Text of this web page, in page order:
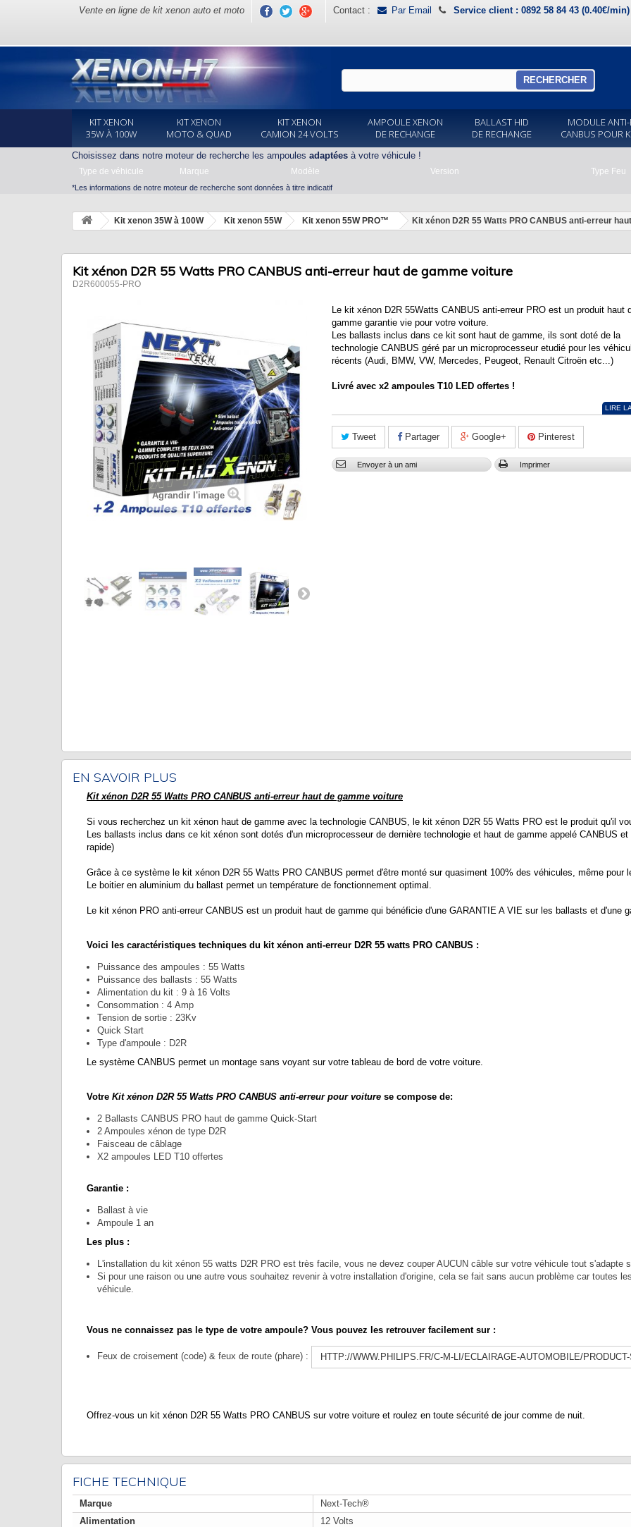
Vente en ligne de kit xenon auto et moto Contact : Par Email Service client : 0892 58 84 43 (0.40€/
RECHERCHER
KIT XENON
35W À 100W
KIT XENON
MOTO & QUAD
KIT XENON
CAMION 24 VOLTS
AMPOULE XENON
DE RECHANGE
BALLAST HID
DE RECHANGE
MODULE ANTI-
CANBUS POUR
Choisissez dans notre moteur de recherche les ampoules adaptées à votre véhicule !
Type de véhicule Marque Modèle Version Type Feu
*Les informations de notre moteur de recherche sont données à titre indicatif
Kit xenon 35W à 100W Kit xenon 55W Kit xenon 55W PRO™ Kit xénon D2R 55 Watts PRO CANBUS anti-erreur
Kit xénon D2R 55 Watts PRO CANBUS anti-erreur haut de gamme voiture
D2R600055-PRO
Agrandir l'image
Le kit xénon D2R 55Watts CANBUS anti-erreur PRO est un produit haut
gamme garantie vie pour votre voiture.
Les ballasts inclus dans ce kit sont haut de gamme, ils sont doté de la
technologie CANBUS géré par un microprocesseur etudié pour les
récents (Audi, BMW, VW, Mercedes, Peugeot, Renault Citroën etc...)
Livré avec x2 ampoules T10 LED offertes !
LIRE
Tweet Partager Google+ Pinterest
Envoyer à un ami Imprimer
EN SAVOIR PLUS
Kit xénon D2R 55 Watts PRO CANBUS anti-erreur haut de gamme voiture
Si vous recherchez un kit xénon haut de gamme avec la technologie CANBUS, le kit xénon D2R 55 Watts PRO est le produit qu'il
Les ballasts inclus dans ce kit xénon sont dotés d'un microprocesseur de dernière technologie et haut de gamme appelé CANBUS
rapide)
Grâce à ce système le kit xénon D2R 55 Watts PRO CANBUS permet d'être monté sur quasiment 100% des véhicules, même
Le boitier en aluminium du ballast permet un température de fonctionnement optimal.
Le kit xénon PRO anti-erreur CANBUS est un produit haut de gamme qui bénéficie d'une GARANTIE A VIE sur les ballasts et d'une
Voici les caractéristiques techniques du kit xénon anti-erreur D2R 55 watts PRO CANBUS :
Puissance des ampoules : 55 Watts
Puissance des ballasts : 55 Watts
Alimentation du kit : 9 à 16 Volts
Consommation : 4 Amp
Tension de sortie : 23Kv
Quick Start
Type d'ampoule : D2R
Le système CANBUS permet un montage sans voyant sur votre tableau de bord de votre voiture.
Votre Kit xénon D2R 55 Watts PRO CANBUS anti-erreur pour voiture se compose de:
2 Ballasts CANBUS PRO haut de gamme Quick-Start
2 Ampoules xénon de type D2R
Faisceau de câblage
X2 ampoules LED T10 offertes
Garantie :
Ballast à vie
Ampoule 1 an
Les plus :
L'installation du kit xénon 55 watts D2R PRO est très facile, vous ne devez couper AUCUN câble sur votre véhicule tout s'adapte
Si pour une raison ou une autre vous souhaitez revenir à votre installation d'origine, cela se fait sans aucun problème car toutes
véhicule.
Vous ne connaissez pas le type de votre ampoule? Vous pouvez les retrouver facilement sur :
Feux de croisement (code) & feux de route (phare) : HTTP://WWW.PHILIPS.FR/C-M-LI/ECLAIRAGE-AUTOMOBILE/
Offrez-vous un kit xénon D2R 55 Watts PRO CANBUS sur votre voiture et roulez en toute sécurité de jour comme de nuit.
FICHE TECHNIQUE
Marque
Next-Tech®
Alimentation
12 Volts